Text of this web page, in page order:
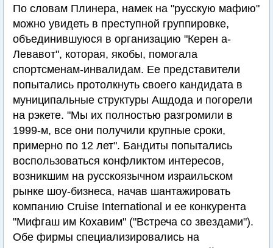
По словам Плинера, намек на "русскую мафию"
можно увидеть в преступной группировке,
объединившуюся в организацию "Керен а-
Левавот", которая, якобы, помогала
спортсменам-инвалидам. Ее представители
попытались протолкнуть своего кандидата в
муниципальные структуры Ашдода и погорели
на рэкете. "Мы их полностью разгромили в
1999-м, все они получили крупные сроки,
примерно по 12 лет". Бандиты попытались
воспользоваться конфликтом интересов,
возникшим на русскоязычном израильском
рынке шоу-бизнеса, начав шантажировать
компанию Cruise International и ее конкурента
"Мифгаш им Кохавим" ("Встреча со звездами").
Обе фирмы специализировались на